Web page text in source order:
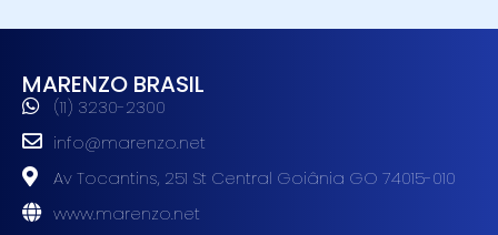
MARENZO BRASIL
(11) 3230-2300
info@marenzo.net
Av Tocantins, 251 St Central Goiânia GO 74015-010
www.marenzo.net